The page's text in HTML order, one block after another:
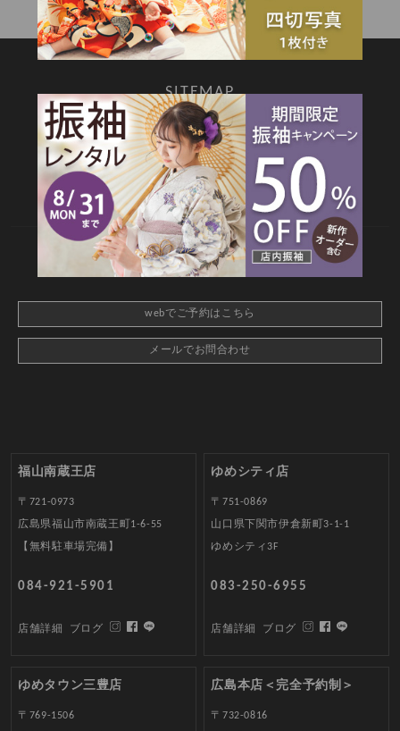
SITEMAP
TOP 新着情報
撮影メニュー
料金・商品
キャンペーン
店舗情報
よくあるご質問
お問合せ
web撮影予約
CONTACT
webでご予約はこちら
メールでお問合わせ
福山南蔵王店
〒721-0973
広島県福山市南蔵王町1-6-55
【無料駐車場完備】
084-921-5901
店舗詳細 ブログ
ゆめシティ店
〒751-0869
山口県下関市伊倉新町3-1-1
ゆめシティ3F
083-250-6955
店舗詳細 ブログ
ゆめタウン三豊店
〒769-1506
広島本店＜完全予約制＞
〒732-0816